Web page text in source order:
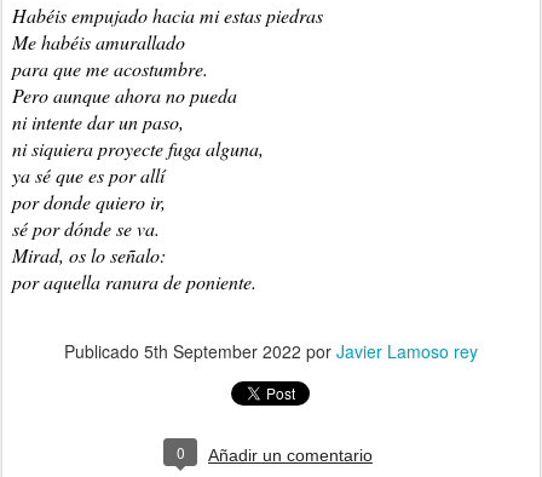
Habéis empujado hacia mi estas piedras
Me habéis amurallado
para que me acostumbre.
Pero aunque ahora no pueda
ni intente dar un paso,
ni siquiera proyecte fuga alguna,
ya sé que es por allí
por donde quiero ir,
sé por dónde se va.
Mirad, os lo señalo:
por aquella ranura de poniente.
Publicado 5th September 2022 por Javier Lamoso rey
0 Añadir un comentario